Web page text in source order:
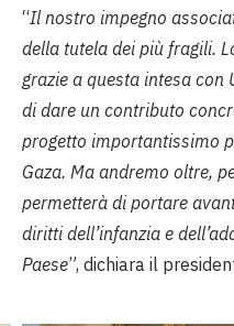
“Il nostro impegno
della tutela dei più fragili.
grazie a questa intesa con
di dare un contributo
progetto importantissimo
Gaza. Ma andremo oltre,
permetterà di portare
diritti dell’infanzia e
Paese”, dichiara il